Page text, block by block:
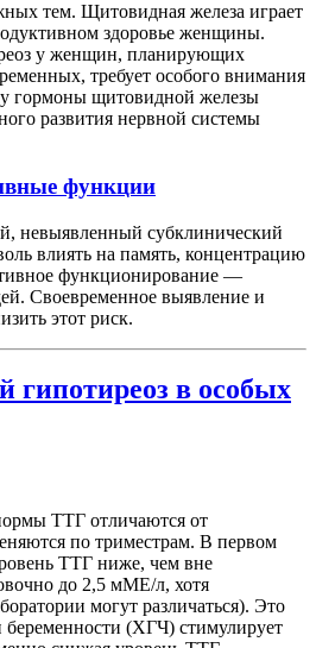
тем. Щитовидная железа играет
здоровье женщины.
у женщин, планирующих
требует особого внимания
гормоны щитовидной железы
развития нервной системы
функции
невыявленный субклинический
влиять на память, концентрацию
функционирование —
Своевременное выявление и
этот риск.
гипотиреоз в особых
ТТГ отличаются от
по триместрам. В первом
ТТГ ниже, чем вне
до 2,5 мМЕ/л, хотя
могут различаться). Это
беременности (ХГЧ) стимулирует